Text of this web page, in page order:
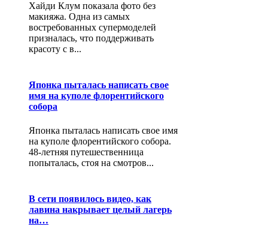
Хайди Клум показала фото без
макияжа. Одна из самых
востребованных супермоделей
призналась, что поддерживать
красоту с в...
Японка пыталась написать свое
имя на куполе флорентийского
собора
Японка пыталась написать свое имя
на куполе флорентийского собора.
48-летняя путешественница
попыталась, стоя на смотров...
В сети появилось видео, как
лавина накрывает целый лагерь
на…